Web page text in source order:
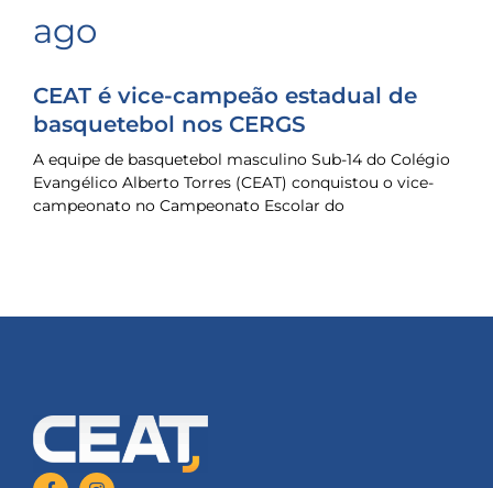
ago
CEAT é vice-campeão estadual de
basquetebol nos CERGS
A equipe de basquetebol masculino Sub-14 do Colégio
Evangélico Alberto Torres (CEAT) conquistou o vice-
campeonato no Campeonato Escolar do